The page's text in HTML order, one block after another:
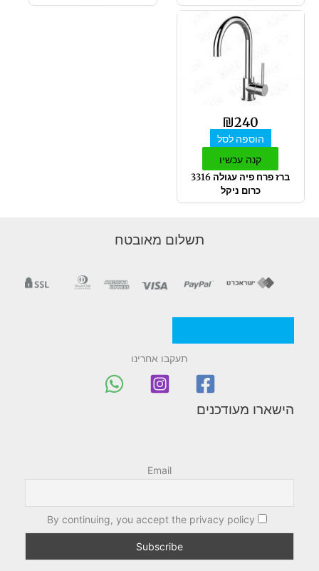
₪240
הוספה לסל
קנה עכשיו
ברז פרח פיה עגולה 3316
כרום ניקל
תשלום מאובטח
תעקבו אחרינו
הישארו מעודכנים
Email
By continuing, you accept the privacy policy